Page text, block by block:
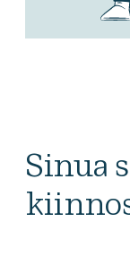
Sinua